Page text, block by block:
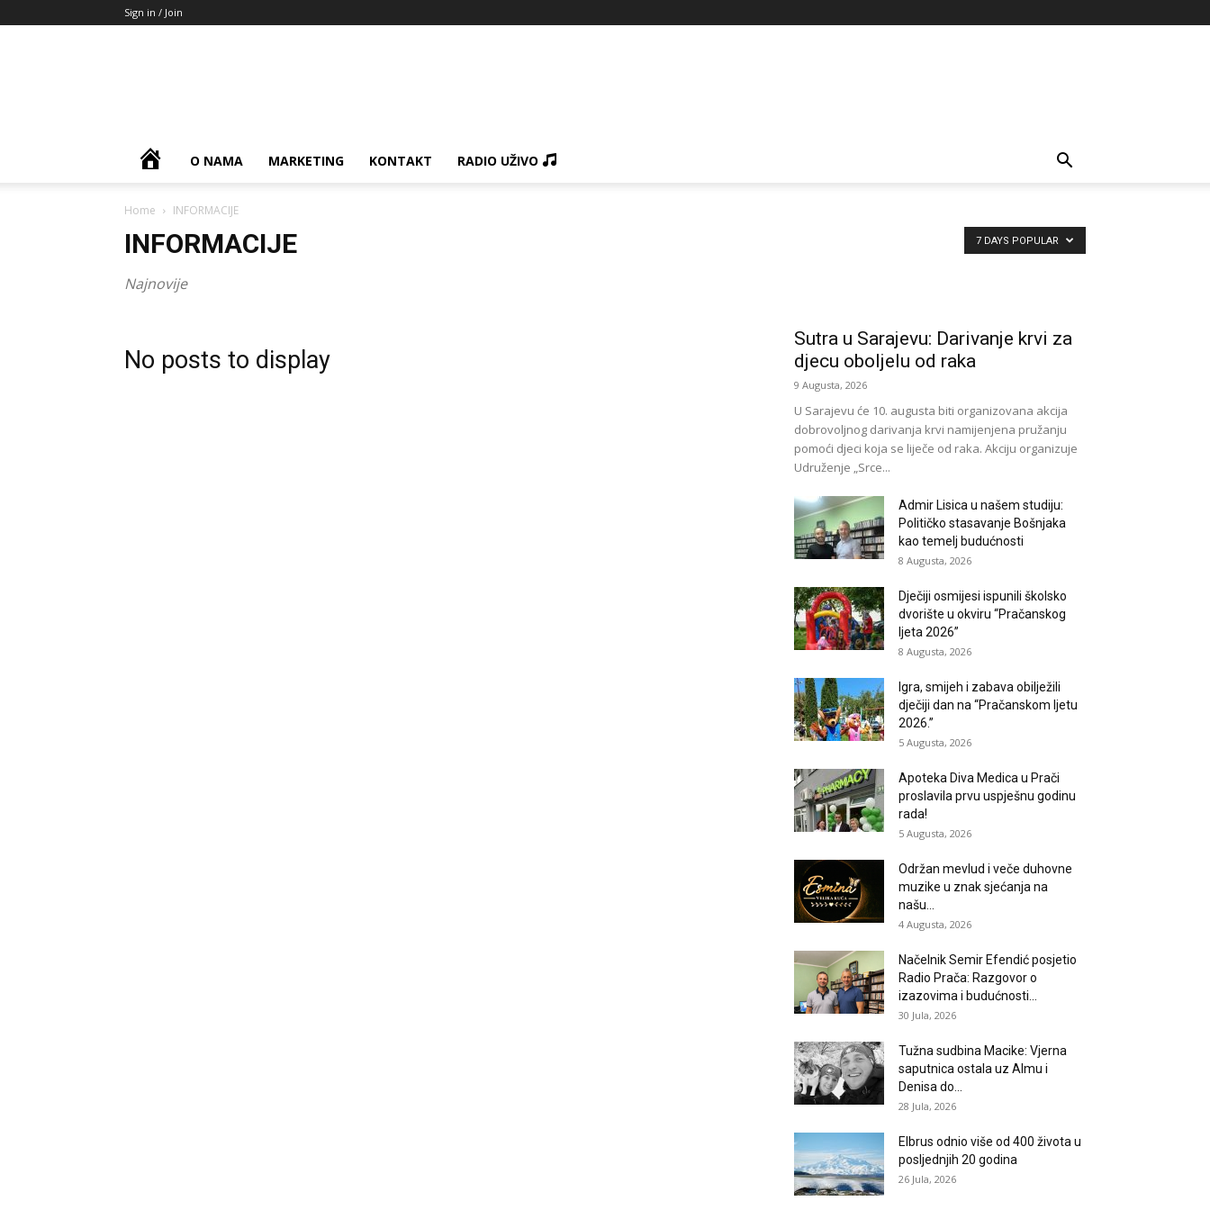
Sign in / Join
HOMEO NAMA MARKETING KONTAKT RADIO UŽIVO
Home INFORMACIJE
INFORMACIJE
Najnovije
7 DAYS POPULAR
No posts to display
Sutra u Sarajevu: Darivanje krvi za
djecu oboljelu od raka
9 Augusta, 2026
U Sarajevu će 10. augusta biti organizovana akcija
dobrovoljnog darivanja krvi namijenjena pružanju
pomoći djeci koja se liječe od raka. Akciju organizuje
Udruženje „Srce...
Admir Lisica u našem studiju:
Političko stasavanje Bošnjaka
kao temelj budućnosti
8 Augusta, 2026
Dječiji osmijesi ispunili školsko
dvorište u okviru “Pračanskog
ljeta 2026”
8 Augusta, 2026
Igra, smijeh i zabava obilježili
dječiji dan na “Pračanskom ljetu
2026.”
5 Augusta, 2026
Apoteka Diva Medica u Prači
proslavila prvu uspješnu godinu
rada!
5 Augusta, 2026
Održan mevlud i veče duhovne
muzike u znak sjećanja na
našu...
4 Augusta, 2026
Načelnik Semir Efendić posjetio
Radio Prača: Razgovor o
izazovima i budućnosti...
30 Jula, 2026
Tužna sudbina Macike: Vjerna
saputnica ostala uz Almu i
Denisa do...
28 Jula, 2026
Elbrus odnio više od 400 života u
posljednjih 20 godina
26 Jula, 2026